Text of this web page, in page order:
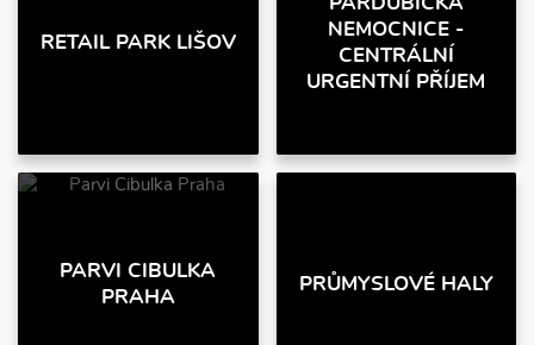
RETAIL PARK LIŠOV
NEMOCNICE -
CENTRÁLNÍ
URGENTNÍ PŘÍJEM
PARVI CIBULKA
PRAHA
PRŮMYSLOVÉ HALY